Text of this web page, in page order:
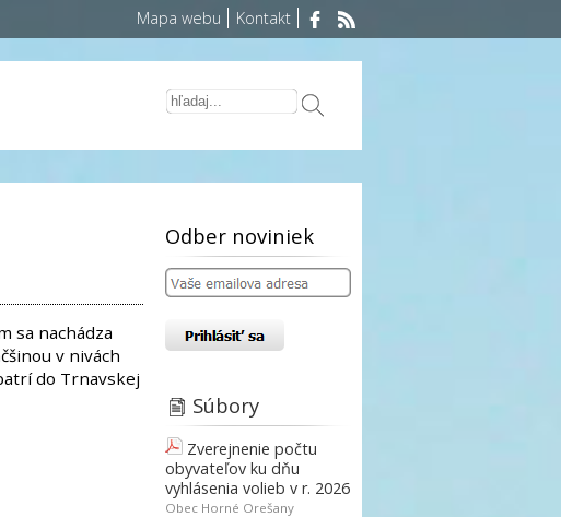
Mapa webu Kontakt
sa nachádza
v nivách
do Trnavskej
Odber noviniek
Súbory
Zverejnenie počtu
obyvateľov ku dňu
vyhlásenia volieb v r. 2026
Obec Horné Orešany